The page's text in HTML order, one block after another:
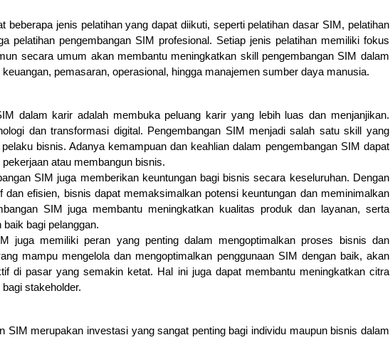
beberapa jenis pelatihan yang dapat diikuti, seperti pelatihan dasar SIM, pelatihan
pelatihan pengembangan SIM profesional. Setiap jenis pelatihan memiliki fokus
secara umum akan membantu meningkatkan skill pengembangan SIM dalam
pemasaran, operasional, hingga manajemen sumber daya manusia.
dalam karir adalah membuka peluang karir yang lebih luas dan menjanjikan.
dan transformasi digital. Pengembangan SIM menjadi salah satu skill yang
bisnis. Adanya kemampuan dan keahlian dalam pengembangan SIM dapat
atau membangun bisnis.
SIM juga memberikan keuntungan bagi bisnis secara keseluruhan. Dengan
dan efisien, bisnis dapat memaksimalkan potensi keuntungan dan meminimalkan
SIM juga membantu meningkatkan kualitas produk dan layanan, serta
bagi pelanggan.
juga memiliki peran yang penting dalam mengoptimalkan proses bisnis dan
mampu mengelola dan mengoptimalkan penggunaan SIM dengan baik, akan
di pasar yang semakin ketat. Hal ini juga dapat membantu meningkatkan citra
stakeholder.
SIM merupakan investasi yang sangat penting bagi individu maupun bisnis dalam